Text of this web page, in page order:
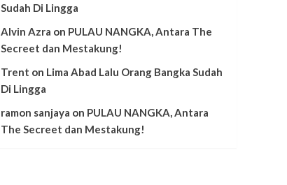
Sudah Di Lingga
Alvin Azra on PULAU NANGKA, Antara The
Secreet dan Mestakung!
Trent on Lima Abad Lalu Orang Bangka Sudah
Di Lingga
ramon sanjaya on PULAU NANGKA, Antara
The Secreet dan Mestakung!